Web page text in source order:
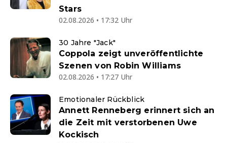
Stars
02.08.2026 • 17:32 Uhr
30 Jahre "Jack"
Coppola zeigt unveröffentlichte
Szenen von Robin Williams
02.08.2026 • 17:27 Uhr
Emotionaler Rückblick
Annett Renneberg erinnert sich an
die Zeit mit verstorbenen Uwe
Kockisch